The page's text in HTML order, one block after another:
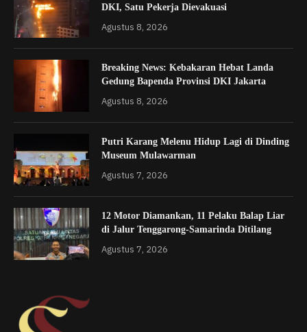
DKI, Satu Pekerja Dievakuasi
Agustus 8, 2026
Breaking News: Kebakaran Hebat Landa
Gedung Bapenda Provinsi DKI Jakarta
Agustus 8, 2026
Putri Karang Melenu Hidup Lagi di Dinding
Museum Mulawarman
Agustus 7, 2026
12 Motor Diamankan, 11 Pelaku Balap Liar
di Jalur Tenggarong-Samarinda Ditilang
Agustus 7, 2026